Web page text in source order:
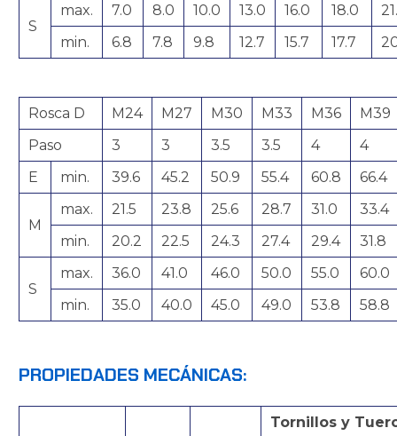
S
max. 7.0 8.0 10.0 13.0 16.0 18.0
min.
6.8 7.8 9.8 12.7 15.7 17.7
Rosca D M24 M27 M30 M33 M36
M39
Paso
3 3 3.5 3.5 4
4
E
min. 39.6 45.2 50.9 55.4 60.8 66.4
M
max. 21.5 23.8 25.6 28.7 31.0
33.4
min.
20.2 22.5 24.3 27.4 29.4 31.8
S
max. 36.0 41.0 46.0 50.0 55.0
60.0
min.
35.0 40.0 45.0 49.0 53.8 58.8
PROPIEDADES MECÁNICAS:
Tornillos y